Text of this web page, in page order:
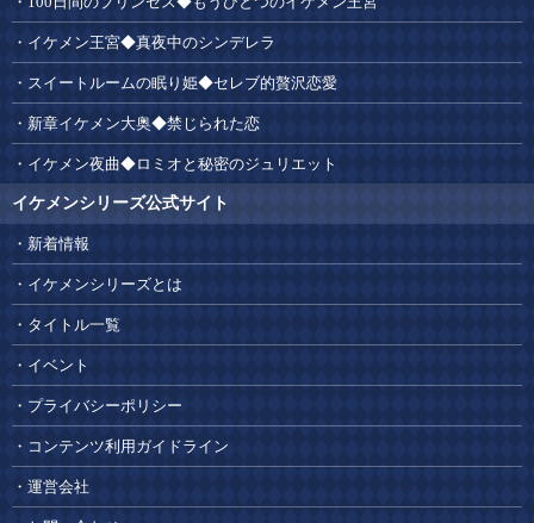
イケメン王宮◆真夜中のシンデレラ
スイートルームの眠り姫◆セレブ的贅沢恋愛
新章イケメン大奥◆禁じられた恋
イケメン夜曲◆ロミオと秘密のジュリエット
イケメンシリーズ公式サイト
新着情報
イケメンシリーズとは
タイトル一覧
イベント
プライバシーポリシー
コンテンツ利用ガイドライン
運営会社